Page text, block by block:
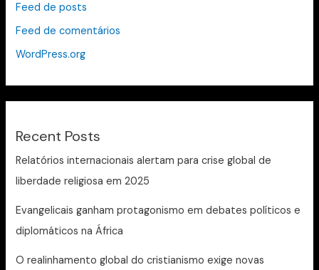
Feed de posts
Feed de comentários
WordPress.org
Recent Posts
Relatórios internacionais alertam para crise global de
liberdade religiosa em 2025
Evangelicais ganham protagonismo em debates políticos e
diplomáticos na África
O realinhamento global do cristianismo exige novas